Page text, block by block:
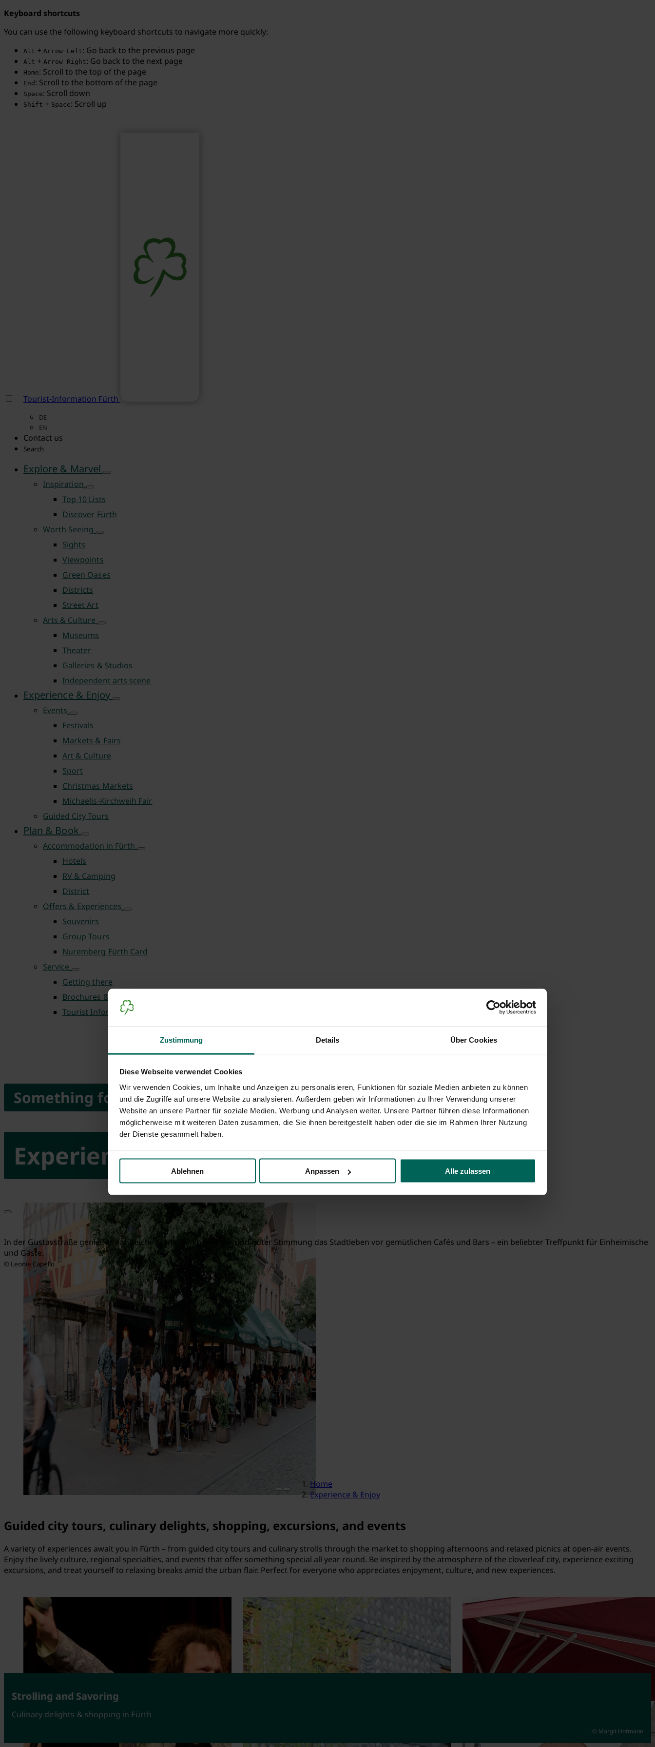
Zustimmung Details Über Cookies
Diese Webseite verwendet Cookies
Wir verwenden Cookies, um Inhalte und Anzeigen zu personalisieren, Funktionen für soziale Medien anbieten zu können
und die Zugriffe auf unsere Website zu analysieren. Außerdem geben wir Informationen zu Ihrer Verwendung unserer
Website an unsere Partner für soziale Medien, Werbung und Analysen weiter. Unsere Partner führen diese Informationen
möglicherweise mit weiteren Daten zusammen, die Sie ihnen bereitgestellt haben oder die sie im Rahmen Ihrer Nutzung
der Dienste gesammelt haben.
Ablehnen Anpassen Alle zulassen
Keyboard shortcuts
You can use the following keyboard shortcuts to navigate more quickly:
Alt + Arrow Left: Go back to the previous page
Alt + Arrow Right: Go back to the next page
Home: Scroll to the top of the page
End : Scroll to the bottom of the page
Space: Scroll down
Shift + Space: Scroll up
Tourist-Information Fürth
DE
EN
Contact us
Search
Explore & Marvel
Inspiration
Top 10 Lists
Discover Fürth
Worth Seeing
Sights
Viewpoints
Green Oases
Districts
Street Art
Arts & Culture
Museums
Theater
Galleries & Studios
Independent arts scene
Experience & Enjoy
Events
Festivals
Markets & Fairs
Art & Culture
Sport
Christmas Markets
Michaelis-Kirchweih Fair
Guided City Tours
Plan & Book
Accommodation in Fürth
Hotels
RV & Camping
District
Offers & Experiences
Souvenirs
Group Tours
Nuremberg Fürth Card
Service
Getting there
Brochures & Downloads
Tourist Information Centre
Search term... Search
Experience & Enjoy
Something for everyone
In der Gustavstraße genießen zahlreiche Menschen bei Sonne und guter Stimmung das Stadtleben vor gemütlichen Cafés und Bars – ein beliebter Treffpunkt für Einheimische
und Gäste.
© Leonie Capello
Home
Experience & Enjoy
Guided city tours, culinary delights, shopping, excursions, and events
A variety of experiences await you in Fürth – from guided city tours and culinary strolls through the market to shopping afternoons and relaxed picnics at open-air events.
Enjoy the lively culture, regional specialties, and events that offer something special all year round. Be inspired by the atmosphere of the cloverleaf city, experience exciting
excursions, and treat yourself to relaxing breaks amid the urban flair. Perfect for everyone who appreciates enjoyment, culture, and new experiences.
Events
Highlights in Fürth
© Hans Joachim Winckler
Guided City Tours
Over 50 themed tours
© Kerstin Nussbächer
Strolling and Savoring
Culinary delights & shopping in Fürth
© Margit Hofmann